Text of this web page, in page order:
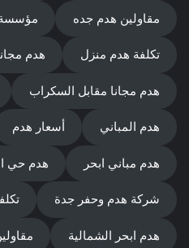
مقاولين هدم جده مؤسسة
تكلفة هدم منزل هدم
هدم مجانا مقابل السكراب
هدم المباني أسعار هدم
هدم مباني ابحر هدم حي
شركة هدم وحفر جدة
هدم ابحر الشمالية